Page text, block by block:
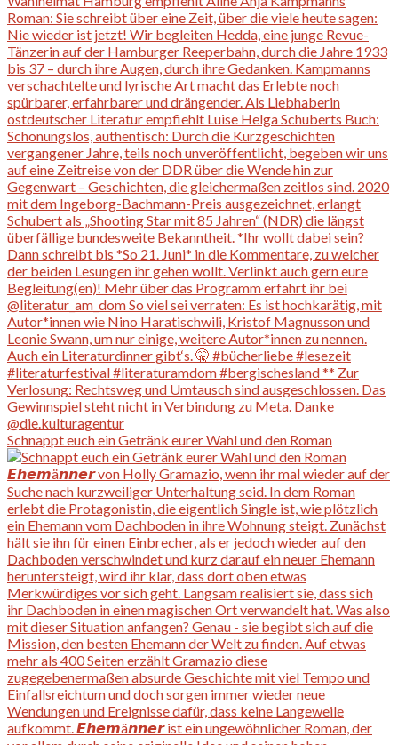
Schnappt euch ein Getränk eurer Wahl und den Roman